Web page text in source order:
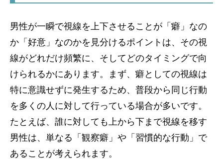
男性が一瞬で視線を上下させることが「癖」なの
か「好意」なのかを見分けるポイントは、その視
線がどれだけ頻繁に、そしてどのタイミングで向
けられるかにあります。まず、癖としての視線は
特に意識せずに発生するため、普段から同じ行動
を多くの人に対して行っている場合が多いです。
たとえば、誰に対しても上から下まで視線を移す
男性は、単なる「観察癖」や「習慣的な行動」で
あることが考えられます。